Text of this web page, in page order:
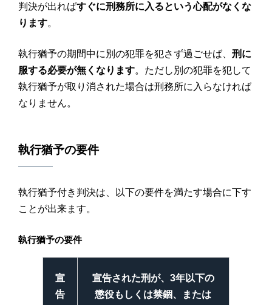
判決が出ればすぐに刑務所に入るという心配がなくな
ります。
執行猶予の期間中に別の犯罪を犯さず過ごせば、 刑に
服する必要が無くなります。ただし別の犯罪を犯して
執行猶予が取り消された場合は刑務所に入らなければ
なりません。
執行猶予の要件
執行猶予付き判決は、以下の要件を満たす場合に下す
ことが出来ます。
執行猶予の要件
宣
告
宣告された刑が、3年以下の
懲役もしくは禁錮、または